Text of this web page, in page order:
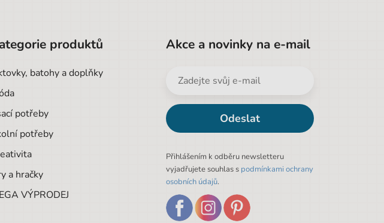
produktů
batohy a doplňky
potřeby
potřeby
a hračky
VÝPRODEJ
Akce a novinky na e-mail
Odeslat
Přihlášením k odběru newsletteru
vyjadřujete souhlas s podmínkami ochrany
osobních údajů.